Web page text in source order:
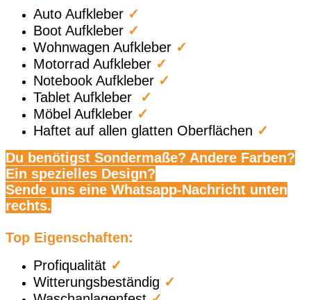
Auto Aufkleber ✓
Boot Aufkleber ✓
Wohnwagen Aufkleber ✓
Motorrad Aufkleber ✓
Notebook Aufkleber ✓
Tablet Aufkleber
✓
Möbel Aufkleber ✓
Haftet auf allen glatten Oberflächen ✓
Du benötigst Sondermaße? Andere Farben?
Ein spezielles Design?
Sende uns eine Whatsapp-Nachricht unten
rechts.
Top Eigenschaften:
Profiqualität ✓
Witterungsbeständig ✓